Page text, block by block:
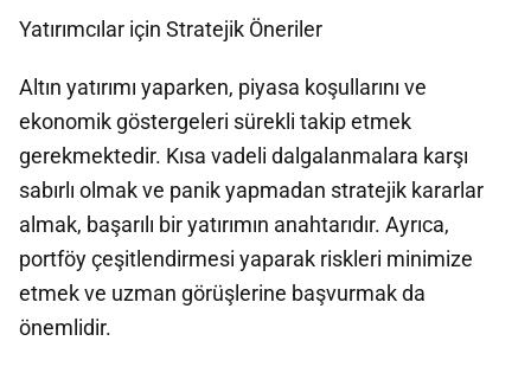
Yatırımcılar için Stratejik Öneriler
Altın yatırımı yaparken, piyasa koşullarını ve
ekonomik göstergeleri sürekli takip etmek
gerekmektedir. Kısa vadeli dalgalanmalara karşı
sabırlı olmak ve panik yapmadan stratejik kararlar
almak, başarılı bir yatırımın anahtarıdır. Ayrıca,
portföy çeşitlendirmesi yaparak riskleri minimize
etmek ve uzman görüşlerine başvurmak da
önemlidir.